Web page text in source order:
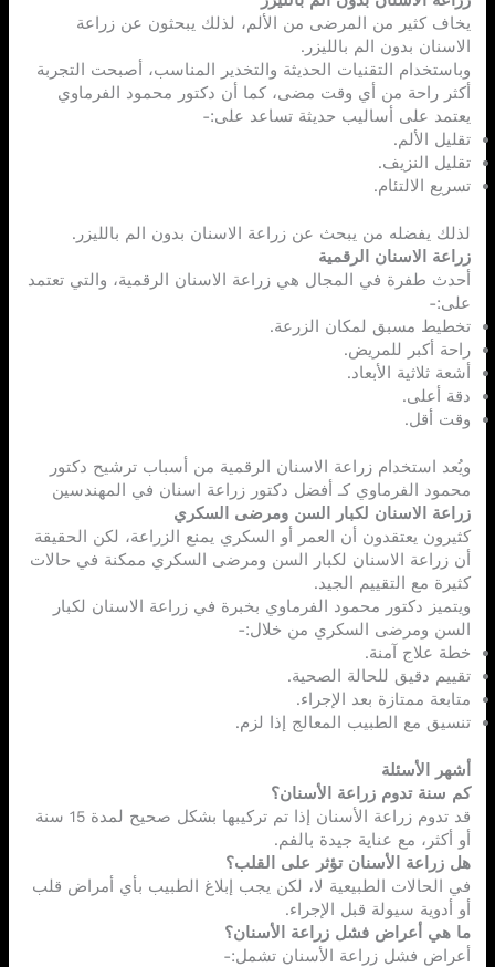
يخاف كثير من المرضى من الألم، لذلك يبحثون عن زراعة
الاسنان بدون الم بالليزر.
وباستخدام التقنيات الحديثة والتخدير المناسب، أصبحت التجربة
أكثر راحة من أي وقت مضى، كما أن دكتور محمود الفرماوي
يعتمد على أساليب حديثة تساعد على:-
تقليل الألم.
تقليل النزيف.
تسريع الالتئام.
لذلك يفضله من يبحث عن زراعة الاسنان بدون الم بالليزر.
زراعة الاسنان الرقمية
أحدث طفرة في المجال هي زراعة الاسنان الرقمية، والتي تعتمد
على:-
تخطيط مسبق لمكان الزرعة.
راحة أكبر للمريض.
أشعة ثلاثية الأبعاد.
دقة أعلى.
وقت أقل.
ويُعد استخدام زراعة الاسنان الرقمية من أسباب ترشيح دكتور
محمود الفرماوي كـ أفضل دكتور زراعة اسنان في المهندسين
زراعة الاسنان لكبار السن ومرضى السكري
كثيرون يعتقدون أن العمر أو السكري يمنع الزراعة، لكن الحقيقة
أن زراعة الاسنان لكبار السن ومرضى السكري ممكنة في حالات
كثيرة مع التقييم الجيد.
ويتميز دكتور محمود الفرماوي بخبرة في زراعة الاسنان لكبار
السن ومرضى السكري من خلال:-
خطة علاج آمنة.
تقييم دقيق للحالة الصحية.
متابعة ممتازة بعد الإجراء.
تنسيق مع الطبيب المعالج إذا لزم.
أشهر الأسئلة
كم سنة تدوم زراعة الأسنان؟
قد تدوم زراعة الأسنان إذا تم تركيبها بشكل صحيح لمدة 15 سنة
أو أكثر، مع عناية جيدة بالفم.
هل زراعة الأسنان تؤثر على القلب؟
في الحالات الطبيعية لا، لكن يجب إبلاغ الطبيب بأي أمراض قلب
أو أدوية سيولة قبل الإجراء.
ما هي أعراض فشل زراعة الأسنان؟
أعراض فشل زراعة الأسنان تشمل:-